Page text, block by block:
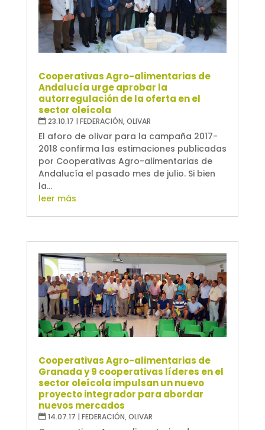
Cooperativas Agro-alimentarias de
Andalucía urge aprobar la
autorregulación de la oferta en el
sector oleícola
23.10.17 | FEDERACIÓN,OLIVAR
El aforo de olivar para la campaña 2017-
2018 confirma las estimaciones publicadas
por Cooperativas Agro-alimentarias de
Andalucía el pasado mes de julio. Si bien
la...
leer más
Cooperativas Agro-alimentarias de
Granada y 9 cooperativas líderes en el
sector oleícola impulsan un nuevo
proyecto integrador para abordar
nuevos mercados
14.07.17 | FEDERACIÓN,OLIVAR